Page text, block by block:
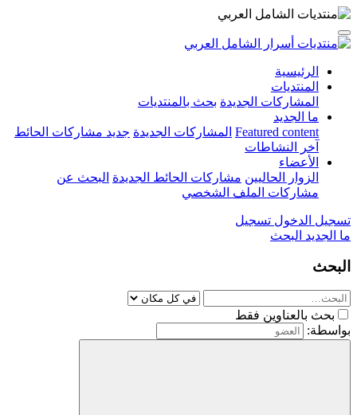
الرئيسية
المنتديات
المشاركات الجديدة بحث بالمنتديات
ما الجديد
Featured content المشاركات الجديدة جديد مشاركات الحائط
آخر النشاطات
الأعضاء
الزوار الحاليين مشاركات الحائط الجديدة البحث عن
مشاركات الملف الشخصي
تسجيل الدخول تسجيل
ما الجديد البحث
البحث
بحث بالعناوين فقط
بواسطة: